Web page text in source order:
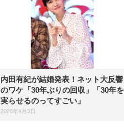
内田有紀が結婚発表！ネット大反響
のワケ「30年ぶりの回収」「30年を
実らせるのってすごい」
2026年4月3日